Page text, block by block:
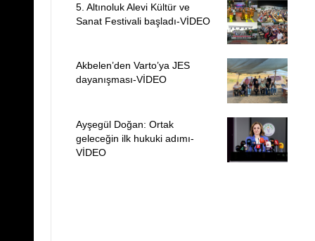
5. Altınoluk Alevi Kültür ve
Sanat Festivali başladı-VİDEO
Akbelen’den Varto’ya JES
dayanışması-VİDEO
Ayşegül Doğan: Ortak
geleceğin ilk hukuki adımı-
VİDEO